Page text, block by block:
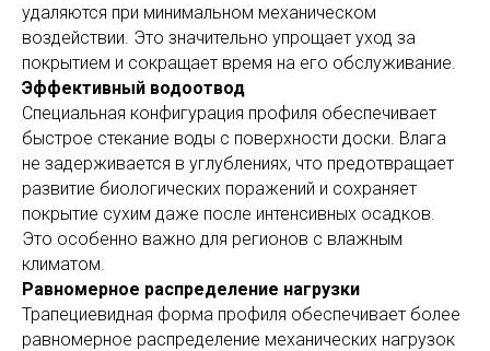
удаляются при минимальном механическом
воздействии. Это значительно упрощает уход за
покрытием и сокращает время на его обслуживание.
Эффективный водоотвод
Специальная конфигурация профиля обеспечивает
быстрое стекание воды с поверхности доски. Влага
не задерживается в углублениях, что предотвращает
развитие биологических поражений и сохраняет
покрытие сухим даже после интенсивных осадков.
Это особенно важно для регионов с влажным
климатом.
Равномерное распределение нагрузки
Трапециевидная форма профиля обеспечивает более
равномерное распределение механических нагрузок